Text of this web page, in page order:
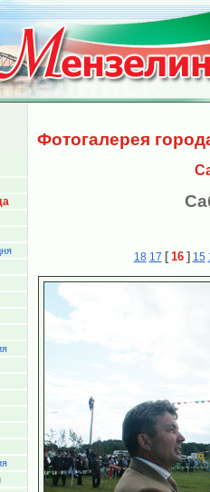
Фотогалерея
18 17 [ 16 ] 15